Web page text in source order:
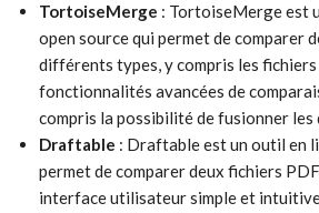
TortoiseMerge : TortoiseMerge est
open source qui permet de comparer
différents types, y compris les
fonctionnalités avancées de
compris la possibilité de fusionner
Draftable : Draftable est un outil en
permet de comparer deux fichiers
interface utilisateur simple et